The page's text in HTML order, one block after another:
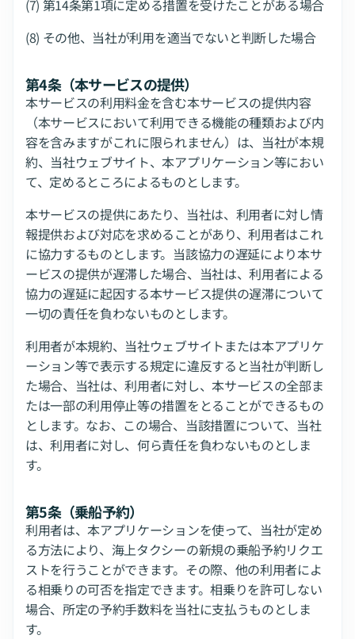
(7) 第14条第1項に定める措置を受けたことがある場合
(8) その他、当社が利用を適当でないと判断した場合
第4条（本サービスの提供）
本サービスの利用料金を含む本サービスの提供内容
（本サービスにおいて利用できる機能の種類および内
容を含みますがこれに限られません）は、当社が本規
約、当社ウェブサイト、本アプリケーション等におい
て、定めるところによるものとします。
本サービスの提供にあたり、当社は、利用者に対し情
報提供および対応を求めることがあり、利用者はこれ
に協力するものとします。当該協力の遅延により本サ
ービスの提供が遅滞した場合、当社は、利用者による
協力の遅延に起因する本サービス提供の遅滞について
一切の責任を負わないものとします。
利用者が本規約、当社ウェブサイトまたは本アプリケ
ーション等で表示する規定に違反すると当社が判断し
た場合、当社は、利用者に対し、本サービスの全部ま
たは一部の利用停止等の措置をとることができるもの
とします。なお、この場合、当該措置について、当社
は、利用者に対し、何ら責任を負わないものとしま
す。
第5条（乗船予約）
利用者は、本アプリケーションを使って、当社が定め
る方法により、海上タクシーの新規の乗船予約リクエ
ストを行うことができます。その際、他の利用者によ
る相乗りの可否を指定できます。相乗りを許可しない
場合、所定の予約手数料を当社に支払うものとしま
す。